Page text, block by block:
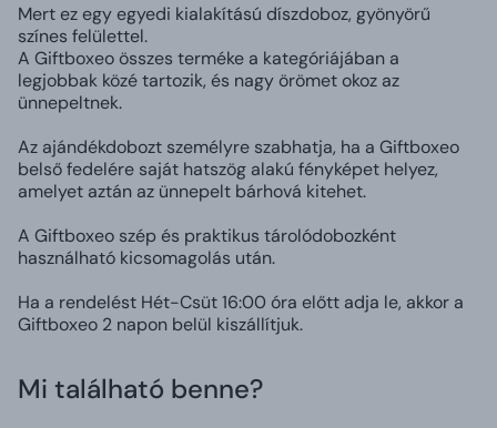
Mert ez egy egyedi kialakítású díszdoboz, gyönyörű
színes felülettel.
A Giftboxeo összes terméke a kategóriájában a
legjobbak közé tartozik, és nagy örömet okoz az
ünnepeltnek.
Az ajándékdobozt személyre szabhatja, ha a Giftboxeo
belső fedelére saját hatszög alakú fényképet helyez,
amelyet aztán az ünnepelt bárhová kitehet.
A Giftboxeo szép és praktikus tárolódobozként
használható kicsomagolás után.
Ha a rendelést Hét-Csüt 16:00 óra előtt adja le, akkor a
Giftboxeo 2 napon belül kiszállítjuk.
Mi található benne?